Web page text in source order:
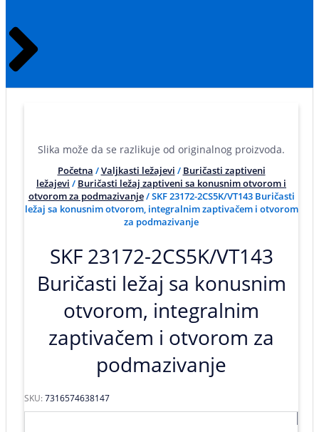
Slika može da se razlikuje od originalnog proizvoda.
Početna /Valjkasti ležajevi / Buričasti zaptiveni
ležajevi / Buričasti ležaj zaptiveni sa konusnim otvorom i
otvorom za podmazivanje/ SKF 23172-2CS5K/VT143 Buričasti
ležaj sa konusnim otvorom, integralnim zaptivačem i otvorom
za podmazivanje
SKF 23172-2CS5K/VT143
Buričasti ležaj sa konusnim
otvorom, integralnim
zaptivačem i otvorom za
podmazivanje
SKU:7316574638147